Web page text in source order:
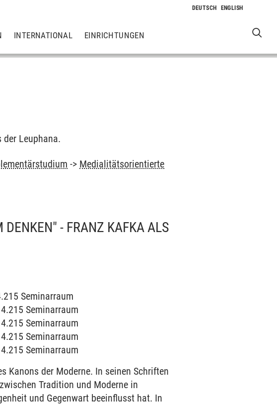
INTERNATIONAL EINRICHTUNGEN
Leuphana.
-> Medialitätsorientierte
- FRANZ KAFKA ALS
Seminarraum
Seminarraum
Seminarraum
Seminarraum
Seminarraum
Kanons der Moderne. In seinen Schriften
Tradition und Moderne in
und Gegenwart beeinflusst hat. In